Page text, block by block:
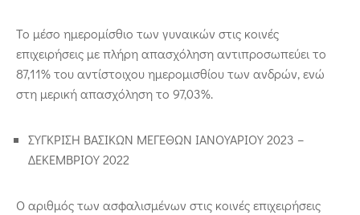
Το μέσο ημερομίσθιο των γυναικών στις κοινές
επιχειρήσεις με πλήρη απασχόληση αντιπροσωπεύει το
87,11% του αντίστοιχου ημερομισθίου των ανδρών, ενώ
στη μερική απασχόληση το 97,03%.
ΣΥΓΚΡΙΣΗ ΒΑΣΙΚΩΝ ΜΕΓΕΘΩΝ ΙΑΝΟΥΑΡΙΟΥ 2023 –
ΔΕΚΕΜΒΡΙΟΥ 2022
Ο αριθμός των ασφαλισμένων στις κοινές επιχειρήσεις